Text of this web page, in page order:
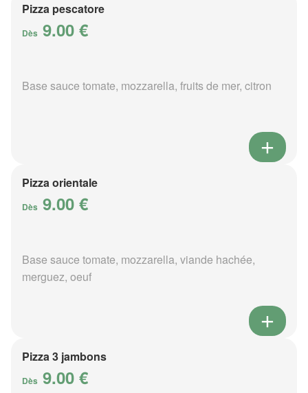
Pizza pescatore
Dès 9.00 €
Base sauce tomate, mozzarella, fruits de mer, citron
Pizza orientale
Dès 9.00 €
Base sauce tomate, mozzarella, viande hachée,
merguez, oeuf
Pizza 3 jambons
Dès 9.00 €